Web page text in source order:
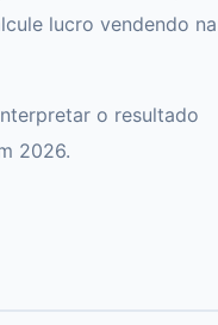
lucro vendendo na
o resultado
2026.